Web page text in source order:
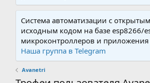
Система автоматизации с открытым
исходным кодом на базе esp8266/
микроконтроллеров и приложения
Наша группа в Telegram
Avanetri